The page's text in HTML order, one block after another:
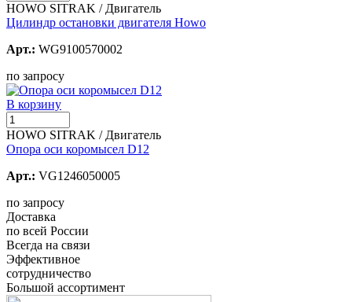
HOWO SITRAK / Двигатель
Цилиндр остановки двигателя Howo
Арт.: WG9100570002
по запросу
В корзину
HOWO SITRAK / Двигатель
Опора оси коромысел D12
Арт.: VG1246050005
по запросу
Доставка
по всей России
Всегда на связи
Эффективное
сотрудничество
Большой ассортимент